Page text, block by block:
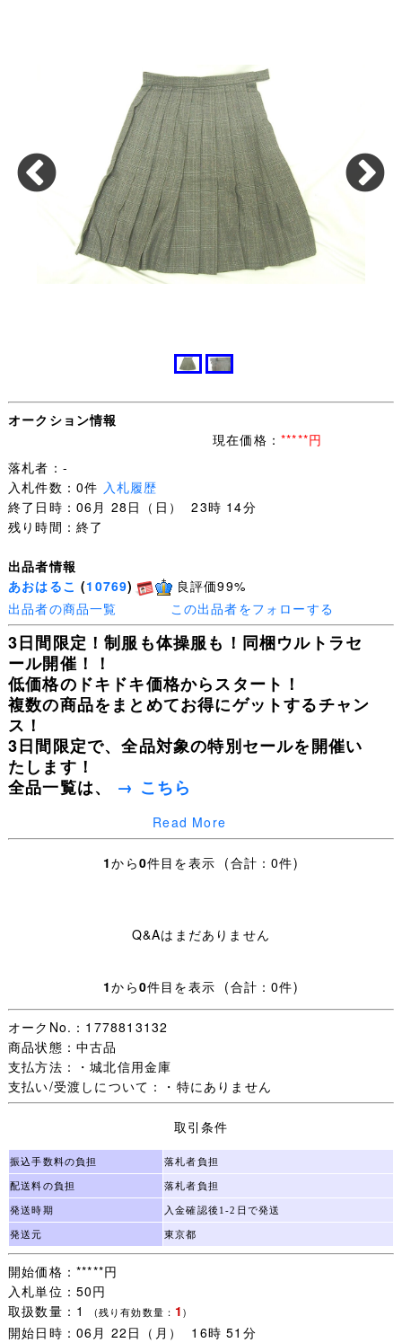
オークション情報
現在価格： *****円
落札者：-
入札件数：0件 入札履歴
終了日時：06月 28日（日） 23時 14分
残り時間：終了
出品者情報
あおはるこ (10769)
良評価99%
出品者の商品一覧
この出品者をフォローする
3日間限定！制服も体操服も！同梱ウルトラセ
ール開催！！
低価格のドキドキ価格からスタート！
複数の商品をまとめてお得にゲットするチャン
ス！
3日間限定で、全品対象の特別セールを開催い
たします！
全品一覧は、
→ こちら
皆様の入札を心よりお待ちしております！
サイズ / 63-54/実寸サイズ/ ウエスト(平置きの2倍)約
60-66cm、総丈約57cm
状態/ 内側タグにマジック記名があります。
★ご要望にお応えし、シワの目立つ商品につきましては丁
しております。
■配送方法■
①クリックポスト
こちらの商品は、厚さがあるためクリックポストを
使用できません。
②の佐川急便のみになります。
Read More
1から0件目を表示 (合計：0件)
Q&Aはまだありません
1から0件目を表示 (合計：0件)
オークNo.：1778813132
商品状態：中古品
支払方法：・城北信用金庫
支払い/受渡しについて：・特にありません
取引条件
振込手数料の負担 落札者負担
配送料の負担 落札者負担
発送時期 入金確認後1-2日で発送
発送元 東京都
開始価格：*****円
入札単位：50円
取扱数量：1
(残り有効数量： 1)
開始日時：06月 22日（月） 16時 51分